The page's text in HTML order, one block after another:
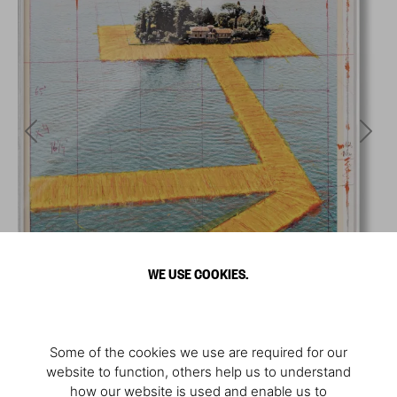
WE USE COOKIES.
Some of the cookies we use are required for our
website to function, others help us to understand
how our website is used and enable us to